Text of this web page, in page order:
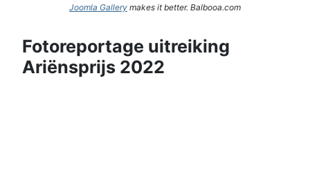
Joomla Gallery makes it better. Balbooa.com
Fotoreportage uitreiking
Ariënsprijs 2022